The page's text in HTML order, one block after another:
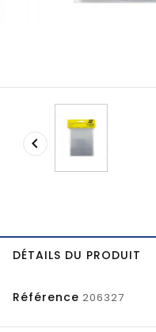

DÉTAILS DU PRODUIT
Référence 206327